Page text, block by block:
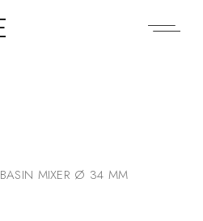
BASIN MIXER Ø 34 MM